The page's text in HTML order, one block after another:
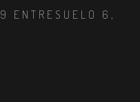
ENTRESUELO 6,